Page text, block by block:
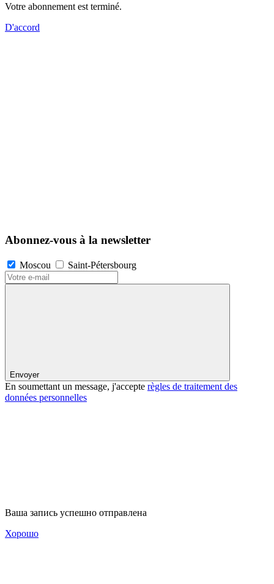
Votre abonnement est terminé.
D'accord
Abonnez-vous à la newsletter
Moscou Saint-Pétersbourg
Envoyer
En soumettant un message, j'accepte règles de traitement des
données personnelles
Ваша запись успешно отправлена
Хорошо